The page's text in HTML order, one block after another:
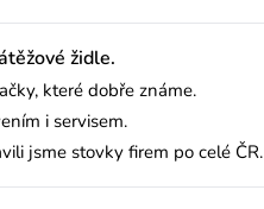
židle.
které dobře známe.
i servisem.
jsme stovky firem po celé ČR.